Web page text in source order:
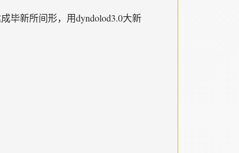
毕新所间形，用dyndolod3.0大新